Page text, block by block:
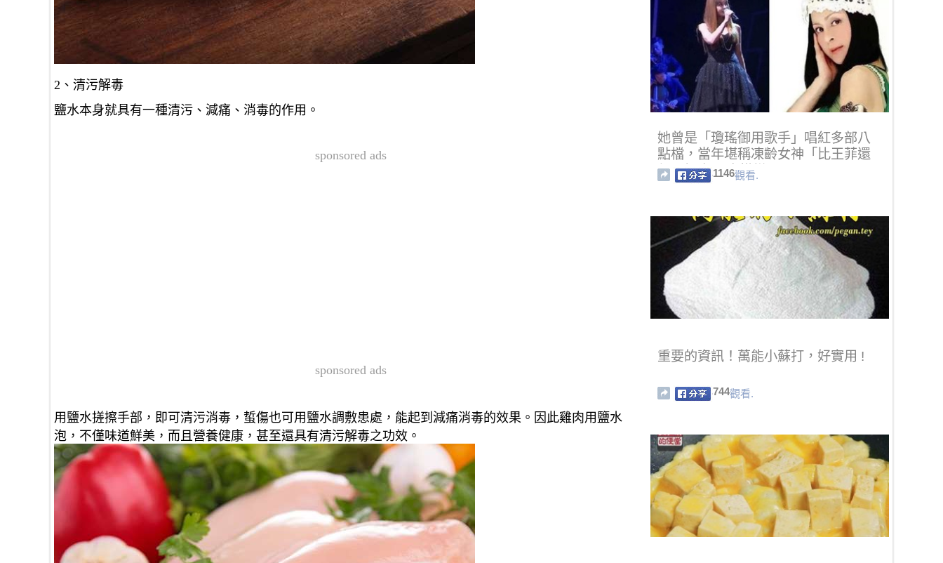
2、清污解毒
鹽水本身就具有一種清污、減痛、消毒的作用。
sponsored ads
sponsored ads
用鹽水搓擦手部，即可清污消毒，蜇傷也可用鹽水調敷患處，能起到減痛消毒的效果。因此雞肉用鹽水
泡，不僅味道鮮美，而且營養健康，甚至還具有清污解毒之功效。
她曾是「瓊瑤御用歌手」唱紅多部八
點檔，當年堪稱凍齡女神「比王菲還
紅」如今49歲模樣…
1146觀看.
重要的資訊！萬能小蘇打，好實用 !
744觀看.